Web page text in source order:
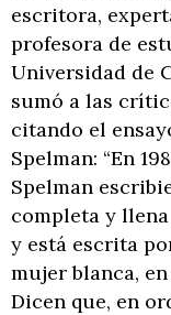
escritora,
profesora de
Universidad de
sumó a las
citando el
Spelman: “En
Spelman
completa y
y está escrita
mujer blanca,
Dicen que, en